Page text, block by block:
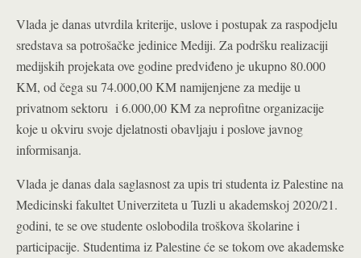
Vlada je danas utvrdila kriterije, uslove i postupak za raspodjelu
sredstava sa potrošačke jedinice Mediji. Za podršku realizaciji
medijskih projekata ove godine predviđeno je ukupno 80.000
KM, od čega su 74.000,00 KM namijenjene za medije u
privatnom sektoru i 6.000,00 KM za neprofitne organizacije
koje u okviru svoje djelatnosti obavljaju i poslove javnog
informisanja.
Vlada je danas dala saglasnost za upis tri studenta iz Palestine na
Medicinski fakultet Univerziteta u Tuzli u akademskoj 2020/21.
godini, te se ove studente oslobodila troškova školarine i
participacije. Studentima iz Palestine će se tokom ove akademske